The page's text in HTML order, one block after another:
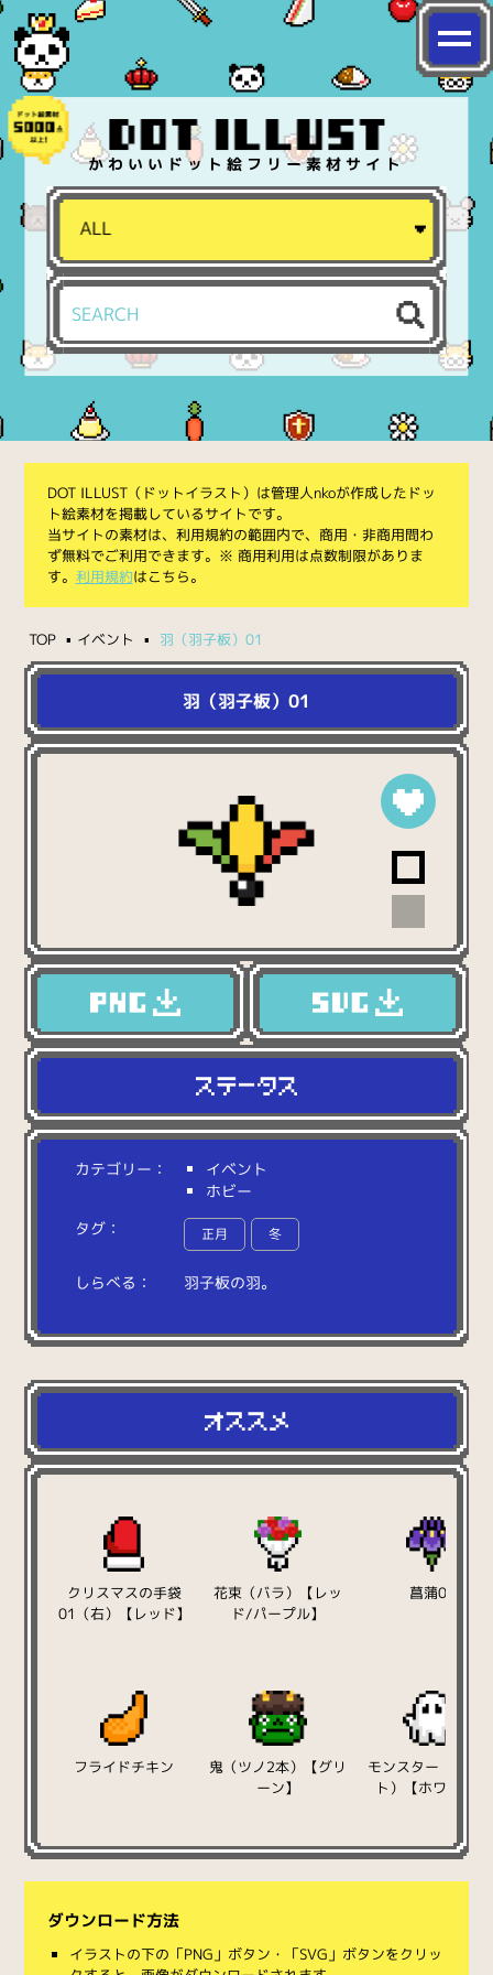
かわいいドット絵フリー素材サイト
DOT ILLUST（ドットイラスト）は管理人nkoが作成したドッ
ト絵素材を掲載しているサイトです。
当サイトの素材は、利用規約の範囲内で、商用・非商用問わ
ず無料でご利用できます。※ 商用利用は点数制限がありま
す。 利用規約はこちら。
TOP イベント 羽（羽子板）01
羽（羽子板）01
カテゴリー：
イベント
ホビー
タグ：
正月 冬
しらべる： 羽子板の羽。
クリスマスの手袋
01（右）【レッド】
花束（バラ）【レッ
ド/パープル】
菖蒲01
フライドチキン
鬼（ツノ2本）【グリ
ーン】
モンスター（ゴー
ト）【ホワイト】
ダウンロード方法
イラストの下の「PNG」ボタン・「SVG」ボタンをクリッ